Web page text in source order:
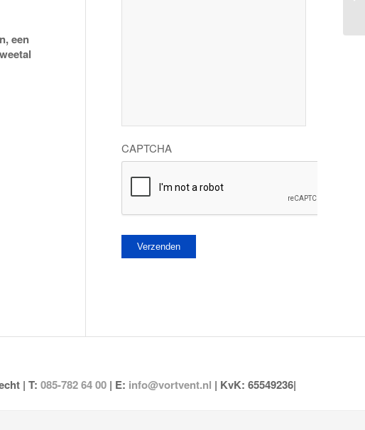
een
CAPTCHA
| T: 085-782 64 00 | E: info@vortvent.nl | KvK: 65549236|